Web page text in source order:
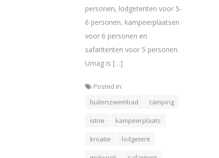
personen, lodgetenten voor 5-
6 personen, kampeerplaatsen
voor 6 personen en
safaritenten voor 5 personen.
Umag is […]
Posted In:
buitenzwembad
camping
istrie kampeerplaats
kroatie lodgetent